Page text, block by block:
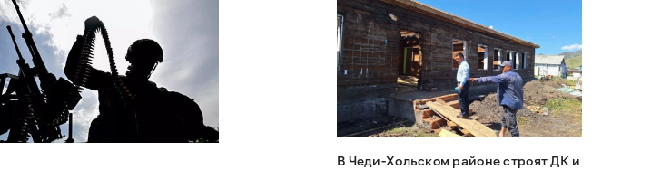
В Чеди-Хольском районе строят ДК и